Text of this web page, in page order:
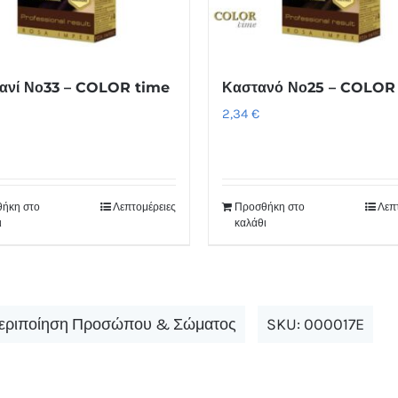
Νο33 – COLOR time
στο
Λεπτομέρειες
Καστανό Νο25 –
2,34 €
Προσθήκη στο
καλάθι
Προσώπου & Σώματος SKU: 000017E